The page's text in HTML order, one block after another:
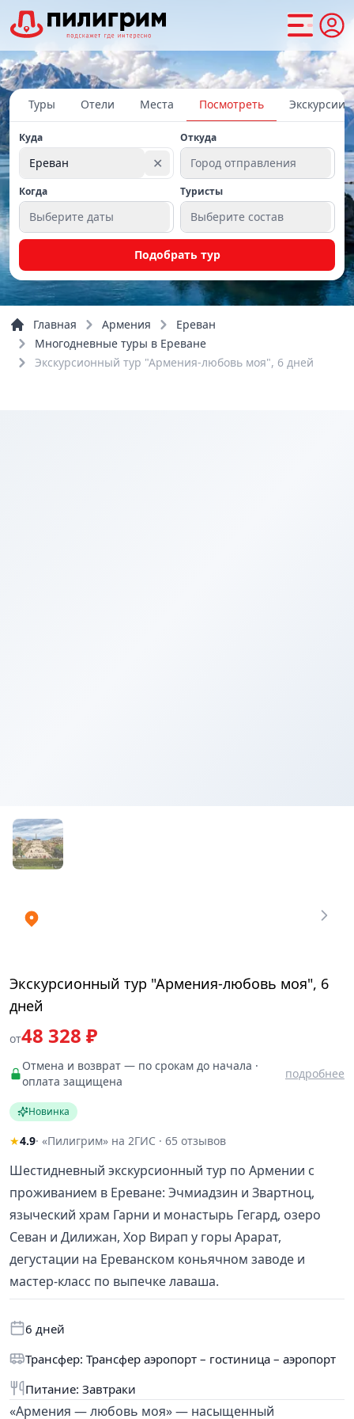
Туры Отели Места Посмотреть Экскурсии
Куда
Ереван ✕
Откуда
Город отправления
Когда
Выберите даты
Туристы
Выберите состав
Подобрать тур
Главная Армения
Ереван
Многодневные туры в Ереване
Экскурсионный тур "Армения-любовь моя", 6 дней
Экскурсионный тур "Армения-любовь моя", 6
дней
от48 328 ₽
Отмена и возврат — по срокам до начала ·
оплата защищена
подробнее
Новинка
★4.9· «Пилигрим» на 2ГИС · 65 отзывов
Шестидневный экскурсионный тур по Армении с
проживанием в Ереване: Эчмиадзин и Звартноц,
языческий храм Гарни и монастырь Гегард, озеро
Севан и Дилижан, Хор Вирап у горы Арарат,
дегустации на Ереванском коньячном заводе и
мастер-класс по выпечке лаваша.
6 дней
Трансфер: Трансфер аэропорт – гостиница – аэропорт
Питание: Завтраки
«Армения — любовь моя» — насыщенный